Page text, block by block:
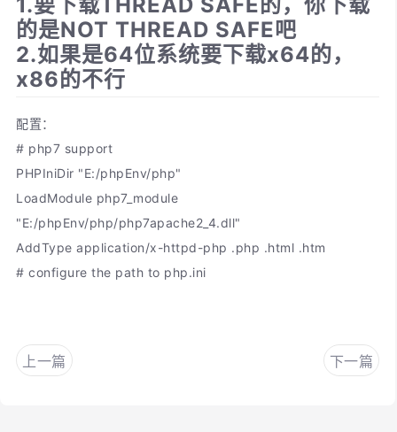
的是NOT THREAD SAFE吧
2.如果是64位系统要下载x64的，
x86的不行
配置：
# php7 support
PHPIniDir "E:/phpEnv/php"
LoadModule php7_module
"E:/phpEnv/php/php7apache2_4.dll"
AddType application/x-httpd-php .php .html .htm
# configure the path to php.ini
上一篇 下一篇